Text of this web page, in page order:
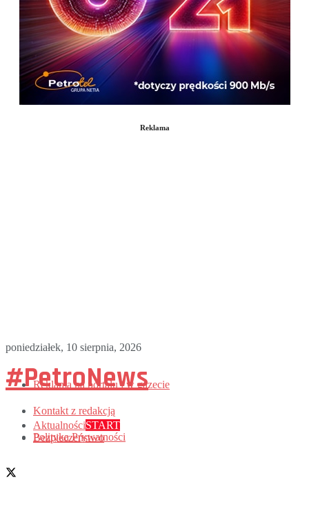
Reklama
poniedziałek, 10 sierpnia, 2026
Reklama na portalu i w gazecie
Kontakt z redakcją
Polityka Prywatności
#PetroNews
AktualnościSTART
Bezpieczeństwo